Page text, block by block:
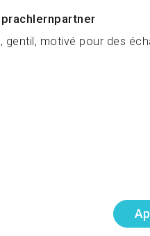
gentil, motivé pour des